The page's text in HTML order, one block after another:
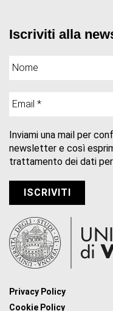
Iscriviti alla
Inviami una mail per
newsletter e così
trattamento dei dati
Privacy Policy
Cookie Policy